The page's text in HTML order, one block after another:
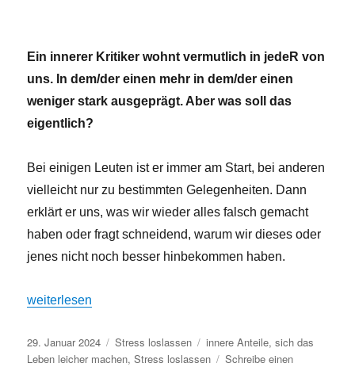
Ein innerer Kritiker wohnt vermutlich in jedeR von
uns. In dem/der einen mehr in dem/der einen
weniger stark ausgeprägt. Aber was soll das
eigentlich?
Bei einigen Leuten ist er immer am Start, bei anderen
vielleicht nur zu bestimmten Gelegenheiten. Dann
erklärt er uns, was wir wieder alles falsch gemacht
haben oder fragt schneidend, warum wir dieses oder
jenes nicht noch besser hinbekommen haben.
„Dein innerer Kritiker – Warum ist er so gemein?“
weiterlesen
Veröffentlicht
am
29. Januar 2024 Kategorien
Stress loslassen Schlagwörter
innere Anteile,sich das
Leben leicher machen,Stress loslassen Schreibe einen